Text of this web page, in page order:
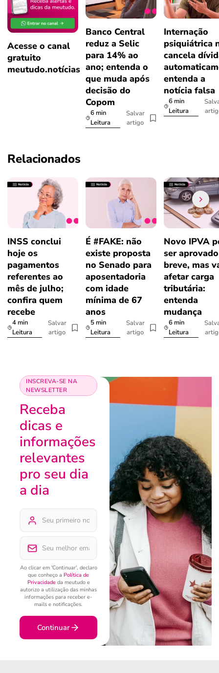
Acesse o canal
gratuito
meutudo.notícias
Banco Central
reduz a Selic
para 14% ao
ano; entenda o
que muda após
decisão do
Copom
6 min
Leitura
Salvar
artigo
Internação
psiquiátrica
cancela
entenda a
notícia falsa
6 min
Leitura
Relacionados
INSS conclui
hoje os
pagamentos
referentes ao
mês de julho;
confira quem
recebe
4 min
Leitura
Salvar
artigo
É #FAKE: não
existe proposta
no Senado para
aposentadoria
com idade
mínima de 67
anos
5 min
Leitura
Salvar
artigo
Novo IPVA
ser
breve, mas
afetar carga
tributária:
entenda
mudança
6 min
Leitura
INSCREVA-SE NA
NEWSLETTER
Receba
dicas e
informações
relevantes
pro seu dia
a dia
Ao clicar em 'Continuar', declaro
que conheço a Política de
Privacidadeda meutudo e
autorizo a utilização das minhas
informações para receber e-
mails e notificações.
Continuar